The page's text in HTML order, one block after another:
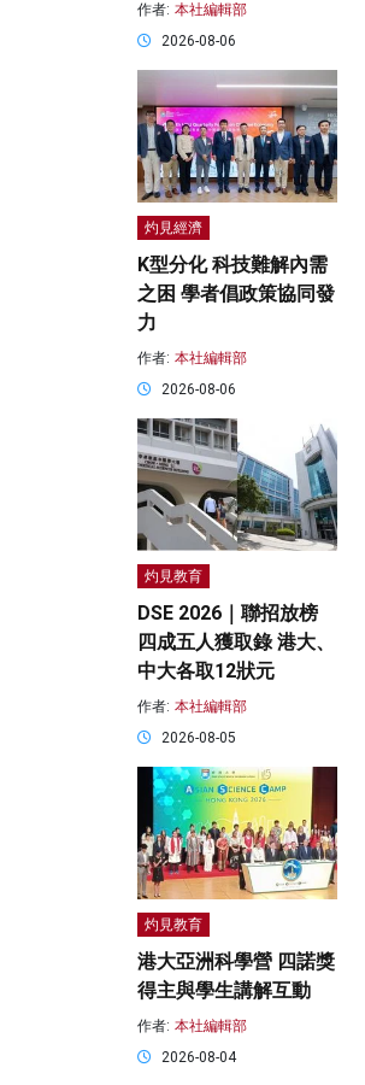
作者: 本社編輯部
2026-08-06
灼見經濟
K型分化 科技難解內需
之困 學者倡政策協同發
力
作者: 本社編輯部
2026-08-06
灼見教育
DSE 2026｜聯招放榜
四成五人獲取錄 港大、
中大各取12狀元
作者: 本社編輯部
2026-08-05
灼見教育
港大亞洲科學營 四諾獎
得主與學生講解互動
作者: 本社編輯部
2026-08-04